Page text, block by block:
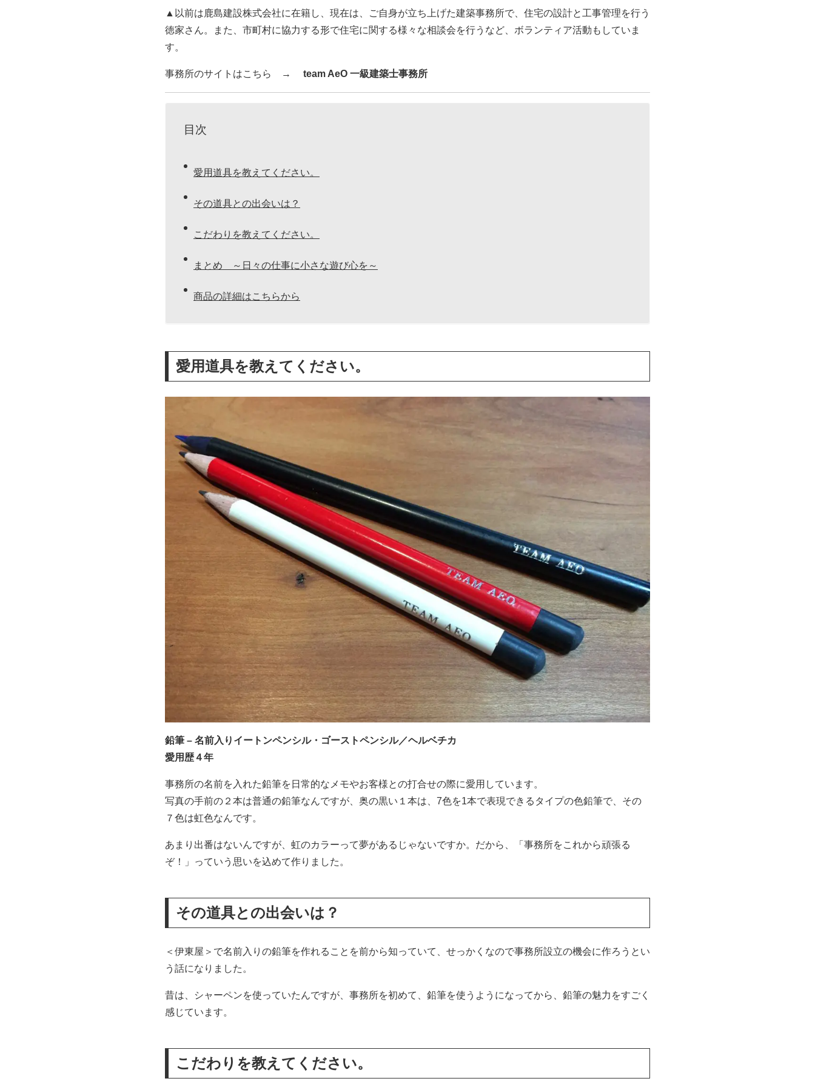
▲以前は鹿島建設株式会社に在籍し、現在は、ご自身が立ち上げた建築事務所で、住宅の設計と工事管理を行う
徳家さん。また、市町村に協力する形で住宅に関する様々な相談会を行うなど、ボランティア活動もしていま
す。
事務所のサイトはこちら → team AeO 一級建築士事務所
目次
愛用道具を教えてください。
その道具との出会いは？
こだわりを教えてください。
まとめ ～日々の仕事に小さな遊び心を～
商品の詳細はこちらから
愛用道具を教えてください。
鉛筆 – 名前入りイートンペンシル・ゴーストペンシル／ヘルベチカ
愛用歴４年
事務所の名前を入れた鉛筆を日常的なメモやお客様との打合せの際に愛用しています。
写真の手前の２本は普通の鉛筆なんですが、奥の黒い１本は、7色を1本で表現できるタイプの色鉛筆で、その
７色は虹色なんです。
あまり出番はないんですが、虹のカラーって夢があるじゃないですか。だから、「事務所をこれから頑張る
ぞ！」っていう思いを込めて作りました。
その道具との出会いは？
＜伊東屋＞で名前入りの鉛筆を作れることを前から知っていて、せっかくなので事務所設立の機会に作ろうとい
う話になりました。
昔は、シャーペンを使っていたんですが、事務所を初めて、鉛筆を使うようになってから、鉛筆の魅力をすごく
感じています。
こだわりを教えてください。